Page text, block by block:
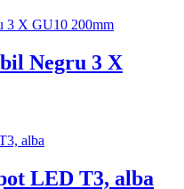
Negru 3 X
LED T3, alba